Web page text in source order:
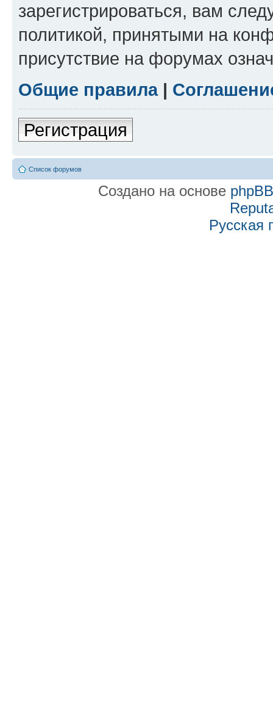
зарегистрироваться, вам
политикой, принятыми на
присутствие на форумах
Общие правила|
Регистрация
Список форумов
Создано на основе phpBB
Русская